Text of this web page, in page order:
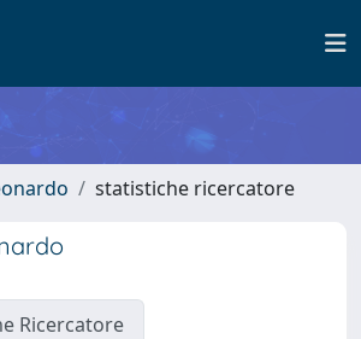
statistiche ricercatore
Ricercatore